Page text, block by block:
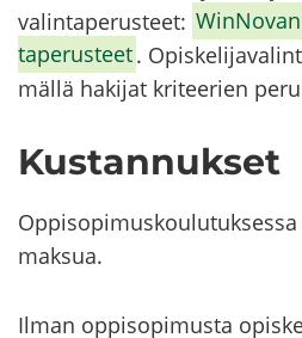
va­lin­ta­pe­rus­teet:
ta­pe­rus­teet.
mäl­lä ha­ki­jat kri­tee­rien
Kus­tan­nuk­set
mak­sua.
Ilman op­pi­so­pi­mus­ta